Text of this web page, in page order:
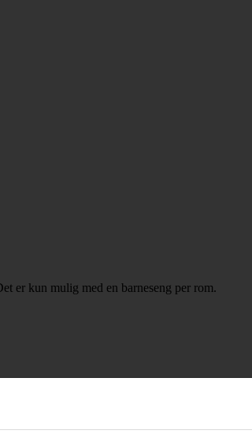
er kun mulig med en barneseng per rom.